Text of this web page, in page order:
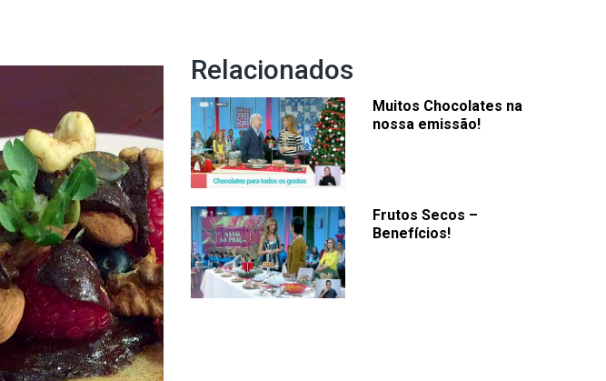
Relacionados
Muitos Chocolates na
nossa emissão!
Frutos Secos –
Benefícios!